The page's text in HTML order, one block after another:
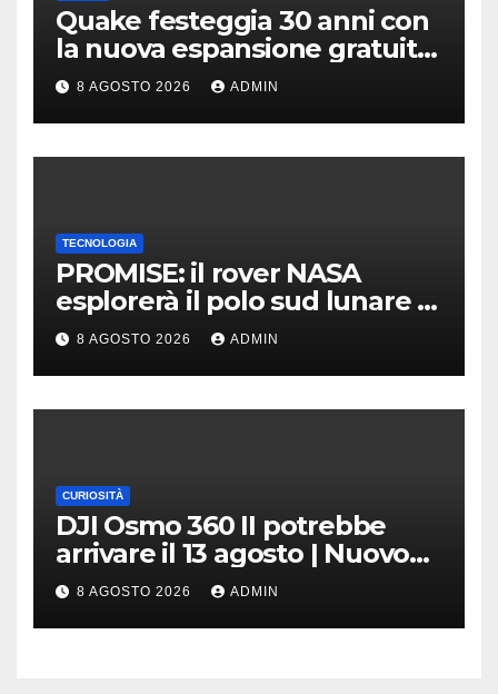
Quake festeggia 30 anni con
la nuova espansione gratuita
Dawn of The Machine
8 AGOSTO 2026 ADMIN
TECNOLOGIA
PROMISE: il rover NASA
esplorerà il polo sud lunare |
Cosa sappiamo
8 AGOSTO 2026 ADMIN
CURIOSITÀ
DJI Osmo 360 II potrebbe
arrivare il 13 agosto | Nuovo
teaser
8 AGOSTO 2026 ADMIN